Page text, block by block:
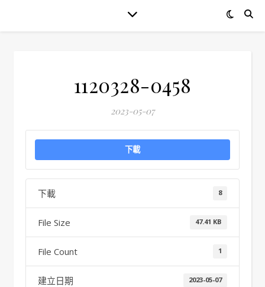
1120328-0458
2023-05-07
下載
下載 8
File Size 47.41 KB
File Count 1
建立日期 2023-05-07